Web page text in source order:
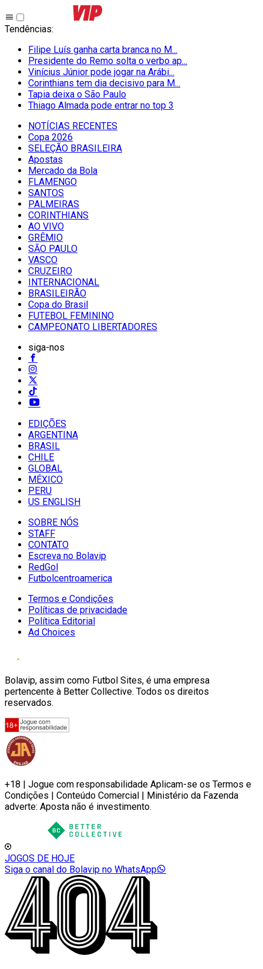
Tendências:
Filipe Luís ganha carta branca no M...
Presidente do Remo solta o verbo ap...
Vinícius Júnior pode jogar na Arábi...
Corinthians tem dia decisivo para M...
Tapia deixa o São Paulo
Thiago Almada pode entrar no top 3
NOTÍCIAS RECENTES
Copa 2026
SELEÇÃO BRASILEIRA
Apostas
Mercado da Bola
FLAMENGO
SANTOS
PALMEIRAS
CORINTHIANS
AO VIVO
GRÊMIO
SĀO PAULO
VASCO
CRUZEIRO
INTERNACIONAL
BRASILEIRÃO
Copa do Brasil
FUTEBOL FEMININO
CAMPEONATO LIBERTADORES
siga-nos
EDIÇÕES
ARGENTINA
BRASIL
CHILE
GLOBAL
MÉXICO
PERU
US ENGLISH
SOBRE NÓS
STAFF
CONTATO
Escreva no Bolavip
RedGol
Futbolcentroamerica
Termos e Condições
Políticas de privacidade
Política Editorial
Ad Choices
Bolavip, assim como Futbol Sites, é uma empresa
pertencente à Better Collective. Todos os direitos
reservados.
+18 | Jogue com responsabilidade Aplicam-se os Termos e
Condições | Conteúdo Comercial | Ministério da Fazenda
adverte: Aposta não é investimento.
JOGOS DE HOJE
Siga o canal do Bolavip no WhatsApp